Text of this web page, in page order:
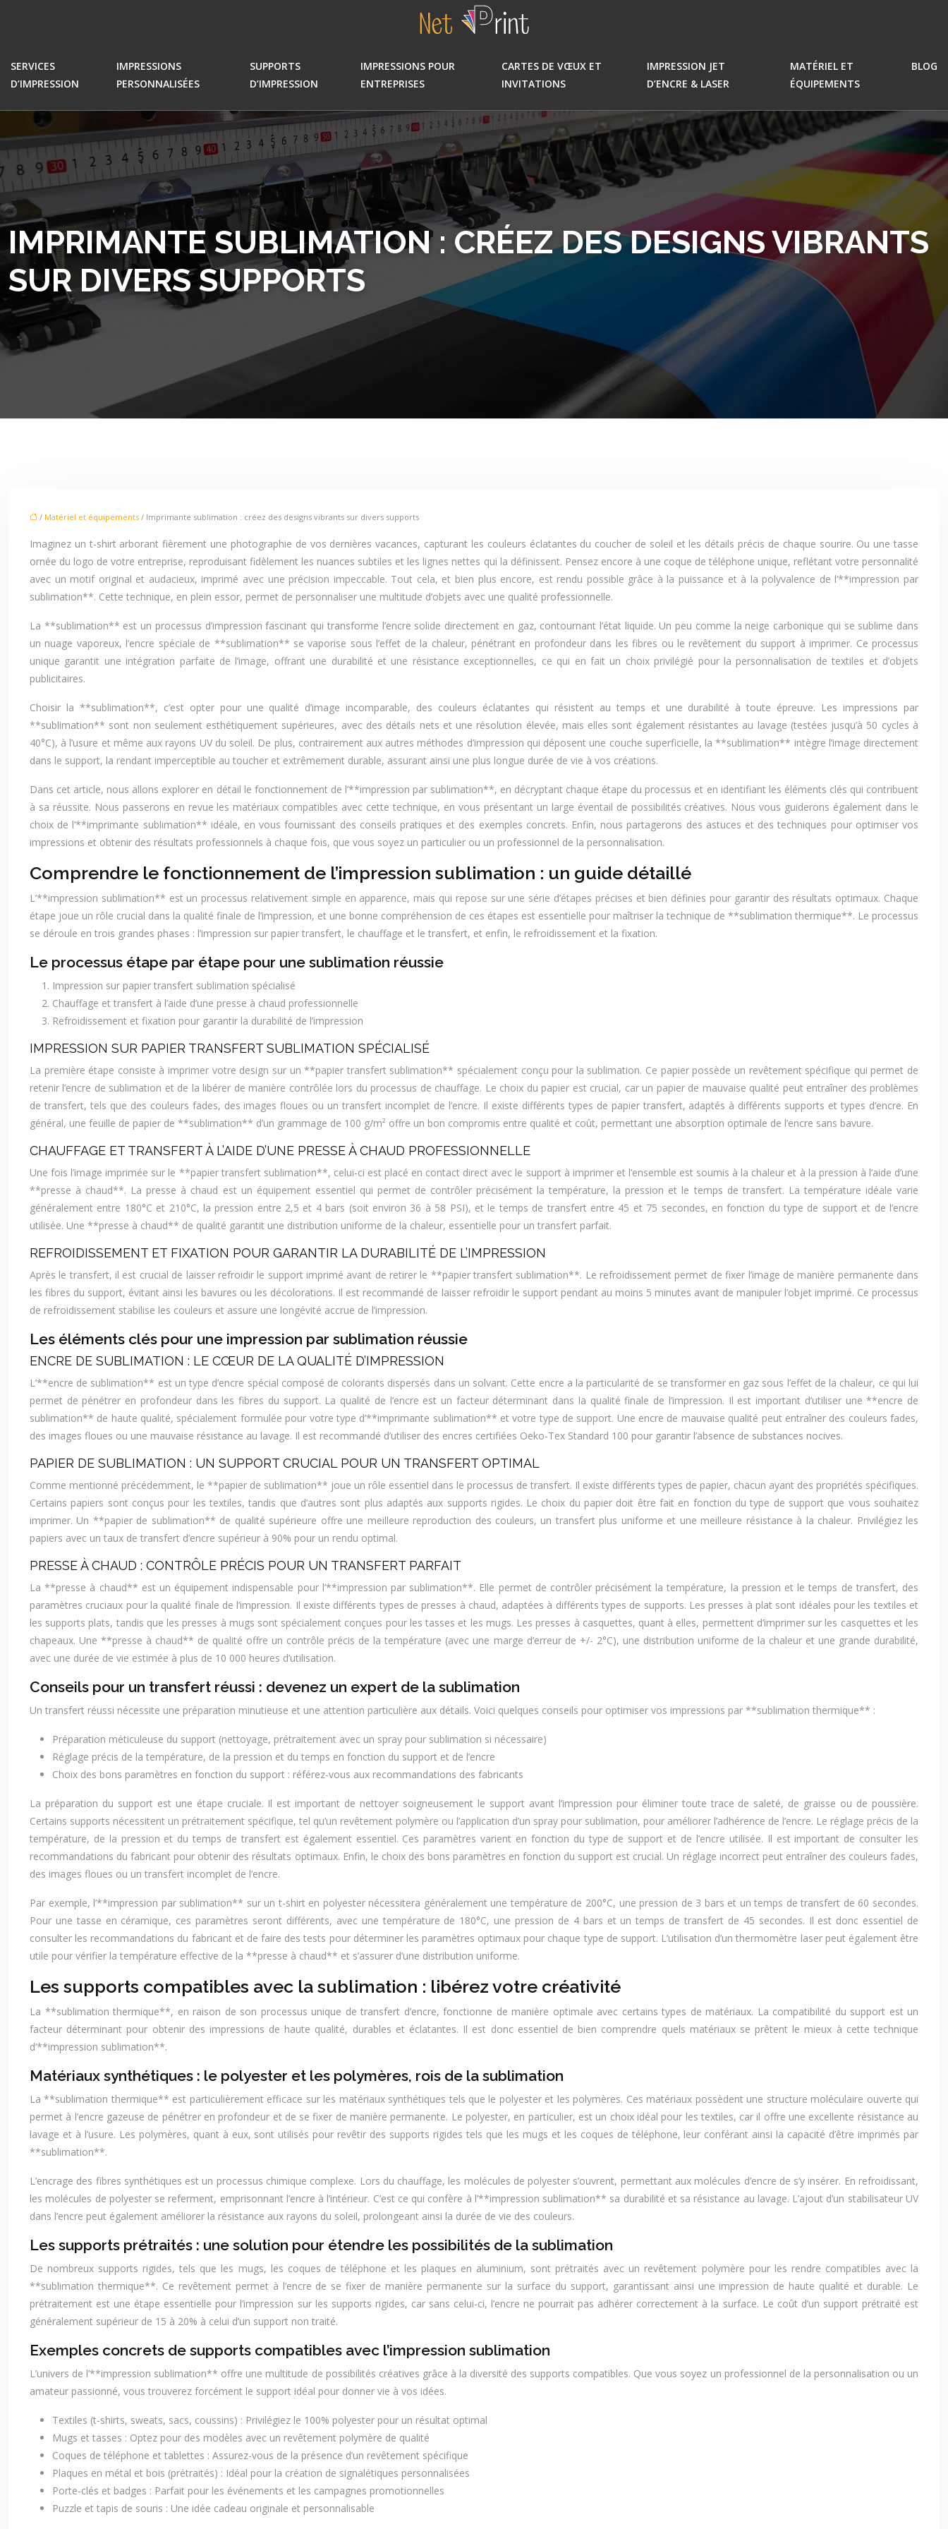
SERVICES
D’IMPRESSION
IMPRESSIONS
PERSONNALISÉES
SUPPORTS
D’IMPRESSION
IMPRESSIONS POUR
ENTREPRISES
CARTES DE VŒUX ET
INVITATIONS
IMPRESSION JET
D’ENCRE & LASER
MATÉRIEL ET
ÉQUIPEMENTS
BLOG
IMPRIMANTE SUBLIMATION : CRÉEZ DES DESIGNS VIBRANTS
SUR DIVERS SUPPORTS
/ Matériel et équipements / Imprimante sublimation : créez des designs vibrants sur divers supports
Imaginez un t-shirt arborant fièrement une photographie de vos dernières vacances, capturant les couleurs éclatantes du coucher de soleil et les détails précis de chaque sourire. Ou une tasse
ornée du logo de votre entreprise, reproduisant fidèlement les nuances subtiles et les lignes nettes qui la définissent. Pensez encore à une coque de téléphone unique, reflétant votre personnalité
avec un motif original et audacieux, imprimé avec une précision impeccable. Tout cela, et bien plus encore, est rendu possible grâce à la puissance et à la polyvalence de l’**impression par
sublimation**. Cette technique, en plein essor, permet de personnaliser une multitude d’objets avec une qualité professionnelle.
La **sublimation** est un processus d’impression fascinant qui transforme l’encre solide directement en gaz, contournant l’état liquide. Un peu comme la neige carbonique qui se sublime dans
un nuage vaporeux, l’encre spéciale de **sublimation** se vaporise sous l’effet de la chaleur, pénétrant en profondeur dans les fibres ou le revêtement du support à imprimer. Ce processus
unique garantit une intégration parfaite de l’image, offrant une durabilité et une résistance exceptionnelles, ce qui en fait un choix privilégié pour la personnalisation de textiles et d’objets
publicitaires.
Choisir la **sublimation**, c’est opter pour une qualité d’image incomparable, des couleurs éclatantes qui résistent au temps et une durabilité à toute épreuve. Les impressions par
**sublimation** sont non seulement esthétiquement supérieures, avec des détails nets et une résolution élevée, mais elles sont également résistantes au lavage (testées jusqu’à 50 cycles à
40°C), à l’usure et même aux rayons UV du soleil. De plus, contrairement aux autres méthodes d’impression qui déposent une couche superficielle, la **sublimation** intègre l’image directement
dans le support, la rendant imperceptible au toucher et extrêmement durable, assurant ainsi une plus longue durée de vie à vos créations.
Dans cet article, nous allons explorer en détail le fonctionnement de l’**impression par sublimation**, en décryptant chaque étape du processus et en identifiant les éléments clés qui contribuent
à sa réussite. Nous passerons en revue les matériaux compatibles avec cette technique, en vous présentant un large éventail de possibilités créatives. Nous vous guiderons également dans le
choix de l’**imprimante sublimation** idéale, en vous fournissant des conseils pratiques et des exemples concrets. Enfin, nous partagerons des astuces et des techniques pour optimiser vos
impressions et obtenir des résultats professionnels à chaque fois, que vous soyez un particulier ou un professionnel de la personnalisation.
Comprendre le fonctionnement de l’impression sublimation : un guide détaillé
L’**impression sublimation** est un processus relativement simple en apparence, mais qui repose sur une série d’étapes précises et bien définies pour garantir des résultats optimaux. Chaque
étape joue un rôle crucial dans la qualité finale de l’impression, et une bonne compréhension de ces étapes est essentielle pour maîtriser la technique de **sublimation thermique**. Le processus
se déroule en trois grandes phases : l’impression sur papier transfert, le chauffage et le transfert, et enfin, le refroidissement et la fixation.
Le processus étape par étape pour une sublimation réussie
Impression sur papier transfert sublimation spécialisé
Chauffage et transfert à l’aide d’une presse à chaud professionnelle
Refroidissement et fixation pour garantir la durabilité de l’impression
IMPRESSION SUR PAPIER TRANSFERT SUBLIMATION SPÉCIALISÉ
La première étape consiste à imprimer votre design sur un **papier transfert sublimation** spécialement conçu pour la sublimation. Ce papier possède un revêtement spécifique qui permet de
retenir l’encre de sublimation et de la libérer de manière contrôlée lors du processus de chauffage. Le choix du papier est crucial, car un papier de mauvaise qualité peut entraîner des problèmes
de transfert, tels que des couleurs fades, des images floues ou un transfert incomplet de l’encre. Il existe différents types de papier transfert, adaptés à différents supports et types d’encre. En
général, une feuille de papier de **sublimation** d’un grammage de 100 g/m² offre un bon compromis entre qualité et coût, permettant une absorption optimale de l’encre sans bavure.
CHAUFFAGE ET TRANSFERT À L’AIDE D’UNE PRESSE À CHAUD PROFESSIONNELLE
Une fois l’image imprimée sur le **papier transfert sublimation**, celui-ci est placé en contact direct avec le support à imprimer et l’ensemble est soumis à la chaleur et à la pression à l’aide d’une
**presse à chaud**. La presse à chaud est un équipement essentiel qui permet de contrôler précisément la température, la pression et le temps de transfert. La température idéale varie
généralement entre 180°C et 210°C, la pression entre 2,5 et 4 bars (soit environ 36 à 58 PSI), et le temps de transfert entre 45 et 75 secondes, en fonction du type de support et de l’encre
utilisée. Une **presse à chaud** de qualité garantit une distribution uniforme de la chaleur, essentielle pour un transfert parfait.
REFROIDISSEMENT ET FIXATION POUR GARANTIR LA DURABILITÉ DE L’IMPRESSION
Après le transfert, il est crucial de laisser refroidir le support imprimé avant de retirer le **papier transfert sublimation**. Le refroidissement permet de fixer l’image de manière permanente dans
les fibres du support, évitant ainsi les bavures ou les décolorations. Il est recommandé de laisser refroidir le support pendant au moins 5 minutes avant de manipuler l’objet imprimé. Ce processus
de refroidissement stabilise les couleurs et assure une longévité accrue de l’impression.
Les éléments clés pour une impression par sublimation réussie
ENCRE DE SUBLIMATION : LE CŒUR DE LA QUALITÉ D’IMPRESSION
L’**encre de sublimation** est un type d’encre spécial composé de colorants dispersés dans un solvant. Cette encre a la particularité de se transformer en gaz sous l’effet de la chaleur, ce qui lui
permet de pénétrer en profondeur dans les fibres du support. La qualité de l’encre est un facteur déterminant dans la qualité finale de l’impression. Il est important d’utiliser une **encre de
sublimation** de haute qualité, spécialement formulée pour votre type d’**imprimante sublimation** et votre type de support. Une encre de mauvaise qualité peut entraîner des couleurs fades,
des images floues ou une mauvaise résistance au lavage. Il est recommandé d’utiliser des encres certifiées Oeko-Tex Standard 100 pour garantir l’absence de substances nocives.
PAPIER DE SUBLIMATION : UN SUPPORT CRUCIAL POUR UN TRANSFERT OPTIMAL
Comme mentionné précédemment, le **papier de sublimation** joue un rôle essentiel dans le processus de transfert. Il existe différents types de papier, chacun ayant des propriétés spécifiques.
Certains papiers sont conçus pour les textiles, tandis que d’autres sont plus adaptés aux supports rigides. Le choix du papier doit être fait en fonction du type de support que vous souhaitez
imprimer. Un **papier de sublimation** de qualité supérieure offre une meilleure reproduction des couleurs, un transfert plus uniforme et une meilleure résistance à la chaleur. Privilégiez les
papiers avec un taux de transfert d’encre supérieur à 90% pour un rendu optimal.
PRESSE À CHAUD : CONTRÔLE PRÉCIS POUR UN TRANSFERT PARFAIT
La **presse à chaud** est un équipement indispensable pour l’**impression par sublimation**. Elle permet de contrôler précisément la température, la pression et le temps de transfert, des
paramètres cruciaux pour la qualité finale de l’impression. Il existe différents types de presses à chaud, adaptées à différents types de supports. Les presses à plat sont idéales pour les textiles et
les supports plats, tandis que les presses à mugs sont spécialement conçues pour les tasses et les mugs. Les presses à casquettes, quant à elles, permettent d’imprimer sur les casquettes et les
chapeaux. Une **presse à chaud** de qualité offre un contrôle précis de la température (avec une marge d’erreur de +/- 2°C), une distribution uniforme de la chaleur et une grande durabilité,
avec une durée de vie estimée à plus de 10 000 heures d’utilisation.
Conseils pour un transfert réussi : devenez un expert de la sublimation
Un transfert réussi nécessite une préparation minutieuse et une attention particulière aux détails. Voici quelques conseils pour optimiser vos impressions par **sublimation thermique** :
Préparation méticuleuse du support (nettoyage, prétraitement avec un spray pour sublimation si nécessaire)
Réglage précis de la température, de la pression et du temps en fonction du support et de l’encre
Choix des bons paramètres en fonction du support : référez-vous aux recommandations des fabricants
La préparation du support est une étape cruciale. Il est important de nettoyer soigneusement le support avant l’impression pour éliminer toute trace de saleté, de graisse ou de poussière.
Certains supports nécessitent un prétraitement spécifique, tel qu’un revêtement polymère ou l’application d’un spray pour sublimation, pour améliorer l’adhérence de l’encre. Le réglage précis de la
température, de la pression et du temps de transfert est également essentiel. Ces paramètres varient en fonction du type de support et de l’encre utilisée. Il est important de consulter les
recommandations du fabricant pour obtenir des résultats optimaux. Enfin, le choix des bons paramètres en fonction du support est crucial. Un réglage incorrect peut entraîner des couleurs fades,
des images floues ou un transfert incomplet de l’encre.
Par exemple, l’**impression par sublimation** sur un t-shirt en polyester nécessitera généralement une température de 200°C, une pression de 3 bars et un temps de transfert de 60 secondes.
Pour une tasse en céramique, ces paramètres seront différents, avec une température de 180°C, une pression de 4 bars et un temps de transfert de 45 secondes. Il est donc essentiel de
consulter les recommandations du fabricant et de faire des tests pour déterminer les paramètres optimaux pour chaque type de support. L’utilisation d’un thermomètre laser peut également être
utile pour vérifier la température effective de la **presse à chaud** et s’assurer d’une distribution uniforme.
Les supports compatibles avec la sublimation : libérez votre créativité
La **sublimation thermique**, en raison de son processus unique de transfert d’encre, fonctionne de manière optimale avec certains types de matériaux. La compatibilité du support est un
facteur déterminant pour obtenir des impressions de haute qualité, durables et éclatantes. Il est donc essentiel de bien comprendre quels matériaux se prêtent le mieux à cette technique
d’**impression sublimation**.
Matériaux synthétiques : le polyester et les polymères, rois de la sublimation
La **sublimation thermique** est particulièrement efficace sur les matériaux synthétiques tels que le polyester et les polymères. Ces matériaux possèdent une structure moléculaire ouverte qui
permet à l’encre gazeuse de pénétrer en profondeur et de se fixer de manière permanente. Le polyester, en particulier, est un choix idéal pour les textiles, car il offre une excellente résistance au
lavage et à l’usure. Les polymères, quant à eux, sont utilisés pour revêtir des supports rigides tels que les mugs et les coques de téléphone, leur conférant ainsi la capacité d’être imprimés par
**sublimation**.
L’encrage des fibres synthétiques est un processus chimique complexe. Lors du chauffage, les molécules de polyester s’ouvrent, permettant aux molécules d’encre de s’y insérer. En refroidissant,
les molécules de polyester se referment, emprisonnant l’encre à l’intérieur. C’est ce qui confère à l’**impression sublimation** sa durabilité et sa résistance au lavage. L’ajout d’un stabilisateur UV
dans l’encre peut également améliorer la résistance aux rayons du soleil, prolongeant ainsi la durée de vie des couleurs.
Les supports prétraités : une solution pour étendre les possibilités de la sublimation
De nombreux supports rigides, tels que les mugs, les coques de téléphone et les plaques en aluminium, sont prétraités avec un revêtement polymère pour les rendre compatibles avec la
**sublimation thermique**. Ce revêtement permet à l’encre de se fixer de manière permanente sur la surface du support, garantissant ainsi une impression de haute qualité et durable. Le
prétraitement est une étape essentielle pour l’impression sur les supports rigides, car sans celui-ci, l’encre ne pourrait pas adhérer correctement à la surface. Le coût d’un support prétraité est
généralement supérieur de 15 à 20% à celui d’un support non traité.
Exemples concrets de supports compatibles avec l’impression sublimation
L’univers de l’**impression sublimation** offre une multitude de possibilités créatives grâce à la diversité des supports compatibles. Que vous soyez un professionnel de la personnalisation ou un
amateur passionné, vous trouverez forcément le support idéal pour donner vie à vos idées.
Textiles (t-shirts, sweats, sacs, coussins) : Privilégiez le 100% polyester pour un résultat optimal
Mugs et tasses : Optez pour des modèles avec un revêtement polymère de qualité
Coques de téléphone et tablettes : Assurez-vous de la présence d’un revêtement spécifique
Plaques en métal et bois (prétraités) : Idéal pour la création de signalétiques personnalisées
Porte-clés et badges : Parfait pour les événements et les campagnes promotionnelles
Puzzle et tapis de souris : Une idée cadeau originale et personnalisable